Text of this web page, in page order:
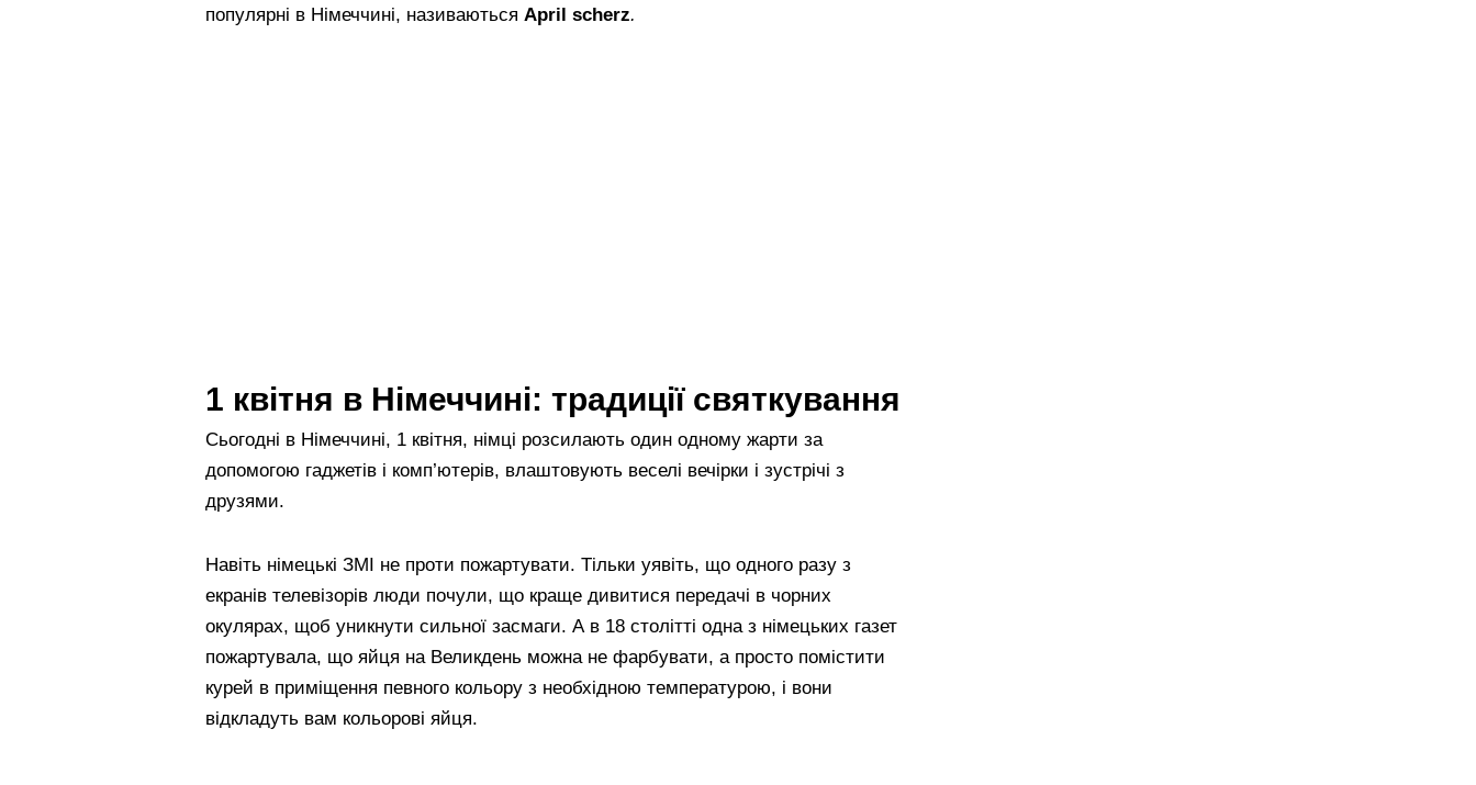
популярні в Німеччині, називаються April scherz.
1 квітня в Німеччині: традиції святкування
Сьогодні в Німеччині, 1 квітня, німці розсилають один одному жарти за
допомогою гаджетів і комп’ютерів, влаштовують веселі вечірки і зустрічі з
друзями.
Навіть німецькі ЗМІ не проти пожартувати. Тільки уявіть, що одного разу з
екранів телевізорів люди почули, що краще дивитися передачі в чорних
окулярах, щоб уникнути сильної засмаги. А в 18 столітті одна з німецьких газет
пожартувала, що яйця на Великдень можна не фарбувати, а просто помістити
курей в приміщення певного кольору з необхідною температурою, і вони
відкладуть вам кольорові яйця.